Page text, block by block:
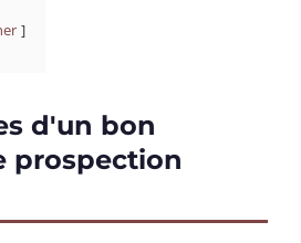
d'un bon
prospection